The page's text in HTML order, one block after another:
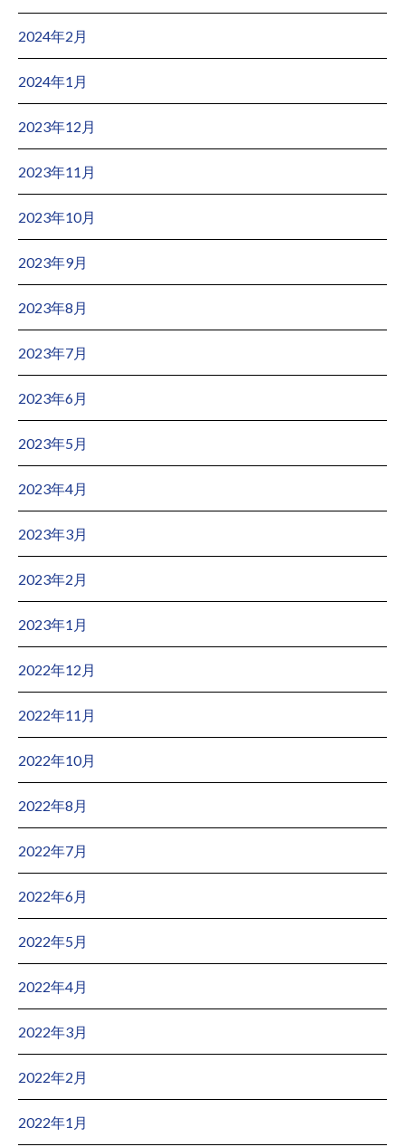
2024年2月
2024年1月
2023年12月
2023年11月
2023年10月
2023年9月
2023年8月
2023年7月
2023年6月
2023年5月
2023年4月
2023年3月
2023年2月
2023年1月
2022年12月
2022年11月
2022年10月
2022年8月
2022年7月
2022年6月
2022年5月
2022年4月
2022年3月
2022年2月
2022年1月